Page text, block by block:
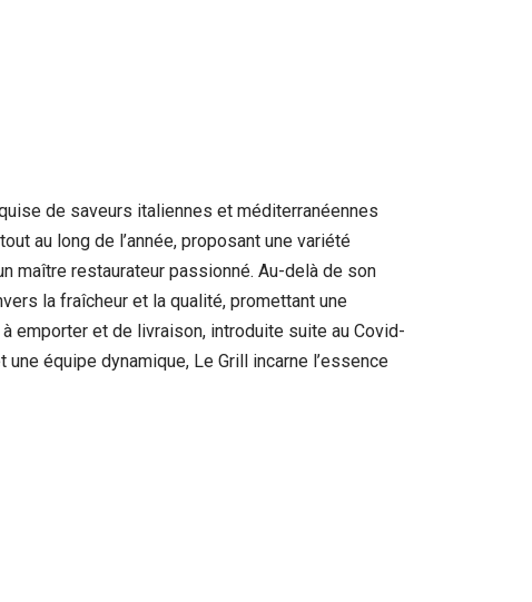
de saveurs italiennes et méditerranéennes
au long de l’année, proposant une variété
maître restaurateur passionné. Au-delà de son
la fraîcheur et la qualité, promettant une
emporter et de livraison, introduite suite au Covid-
équipe dynamique, Le Grill incarne l’essence